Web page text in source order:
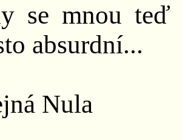
se mnou
absurdní...
Nula